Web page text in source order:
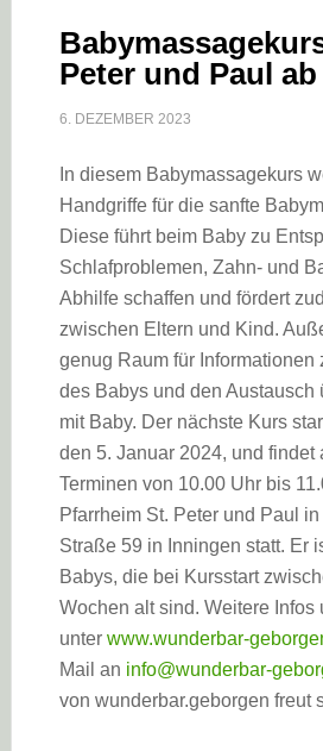
Peter und Paul
6. DEZEMBER 2023
In diesem Babymassagekurs
Handgriffe für die sanfte
Diese führt beim Baby zu
Schlafproblemen, Zahn- und
Abhilfe schaffen und fördert
zwischen Eltern und Kind.
genug Raum für Informationen
des Babys und den Austausch
mit Baby. Der nächste Kurs
den 5. Januar 2024, und findet
Terminen von 10.00 Uhr bis
Pfarrheim St. Peter und Paul
Straße 59 in Inningen statt. Er
Babys, die bei Kursstart
Wochen alt sind. Weitere Infos
unter www.wunderbar-
Mail an info@wunderbar-
von wunderbar.geborgen freut